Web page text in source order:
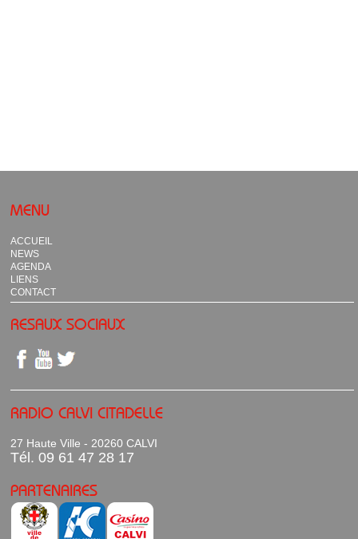
MENU
ACCUEIL
NEWS
AGENDA
LIENS
CONTACT
RESAUX SOCIAUX
RADIO CALVI CITADELLE
27 Haute Ville - 20260 CALVI
Tél. 09 61 47 28 17
PARTENAIRES